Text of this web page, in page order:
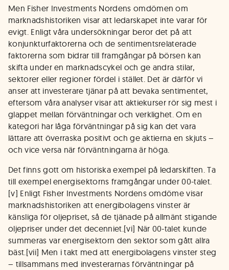
Men Fisher Investments Nordens omdömen om
marknadshistoriken visar att ledarskapet inte varar för
evigt. Enligt våra undersökningar beror det på att
konjunkturfaktorerna och de sentimentsrelaterade
faktorerna som bidrar till framgångar på börsen kan
skifta under en marknadscykel och ge andra stilar,
sektorer eller regioner fördel i stället. Det är därför vi
anser att investerare tjänar på att bevaka sentimentet,
eftersom våra analyser visar att aktiekurser rör sig mest i
glappet mellan förväntningar och verklighet. Om en
kategori har låga förväntningar på sig kan det vara
lättare att överraska positivt och ge aktierna en skjuts –
och vice versa när förväntningarna är höga.
Det finns gott om historiska exempel på ledarskiften. Ta
till exempel energisektorns framgångar under 00-talet.
[v] Enligt Fisher Investments Nordens omdöme visar
marknadshistoriken att energibolagens vinster är
känsliga för oljepriset, så de tjänade på allmänt stigande
oljepriser under det decenniet.[vi] När 00-talet kunde
summeras var energisektorn den sektor som gått allra
bäst.[vii] Men i takt med att energibolagens vinster steg
– tillsammans med investerarnas förväntningar på